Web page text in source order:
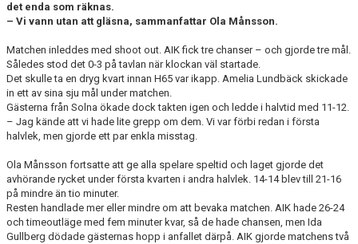
MATCHPROGRAM
KONTAKT
det enda som räknas.
– Vi vann utan att gläsna, sammanfattar Ola Månsson.
Matchen inleddes med shoot out. AIK fick tre chanser – och gjorde tre mål.
Således stod det 0-3 på tavlan när klockan väl startade.
Det skulle ta en dryg kvart innan H65 var ikapp. Amelia Lundbäck skickade
in ett av sina sju mål under matchen.
Gästerna från Solna ökade dock takten igen och ledde i halvtid med 11-12.
– Jag kände att vi hade lite grepp om dem. Vi var förbi redan i första
halvlek, men gjorde ett par enkla misstag.
Ola Månsson fortsatte att ge alla spelare speltid och laget gjorde det
avhörande rycket under första kvarten i andra halvlek. 14-14 blev till 21-16
på mindre än tio minuter.
Resten handlade mer eller mindre om att bevaka matchen. AIK hade 26-24
och timeoutläge med fem minuter kvar, så de hade chansen, men Ida
Gullberg dödade gästernas hopp i anfallet därpå. AIK gjorde matchens två